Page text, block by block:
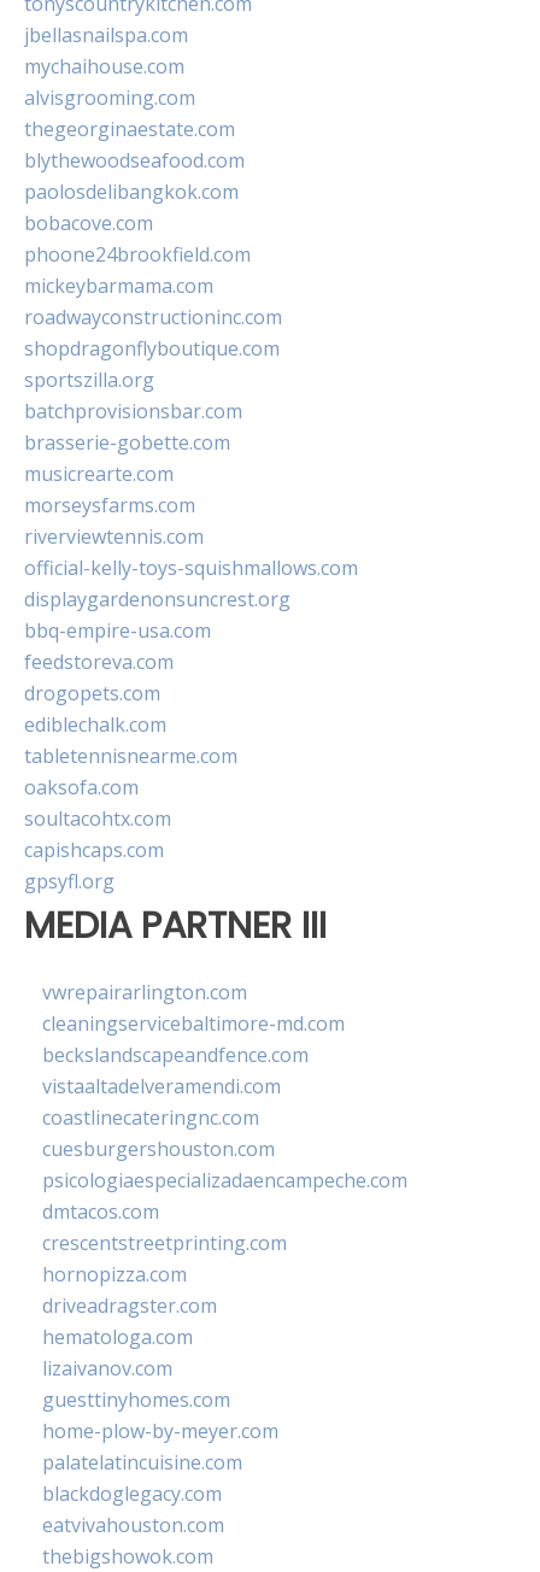
jbellasnailspa.com
mychaihouse.com
alvisgrooming.com
thegeorginaestate.com
blythewoodseafood.com
paolosdelibangkok.com
bobacove.com
phoone24brookfield.com
mickeybarmama.com
roadwayconstructioninc.com
shopdragonflyboutique.com
sportszilla.org
batchprovisionsbar.com
brasserie-gobette.com
musicrearte.com
morseysfarms.com
riverviewtennis.com
official-kelly-toys-squishmallows.com
displaygardenonsuncrest.org
bbq-empire-usa.com
feedstoreva.com
drogopets.com
ediblechalk.com
tabletennisnearme.com
oaksofa.com
soultacohtx.com
capishcaps.com
gpsyfl.org
MEDIA PARTNER III
vwrepairarlington.com
cleaningservicebaltimore-md.com
beckslandscapeandfence.com
vistaaltadelveramendi.com
coastlinecateringnc.com
cuesburgershouston.com
psicologiaespecializadaencampeche.com
dmtacos.com
crescentstreetprinting.com
hornopizza.com
driveadragster.com
hematologa.com
lizaivanov.com
guesttinyhomes.com
home-plow-by-meyer.com
palatelatincuisine.com
blackdoglegacy.com
eatvivahouston.com
thebigshowok.com